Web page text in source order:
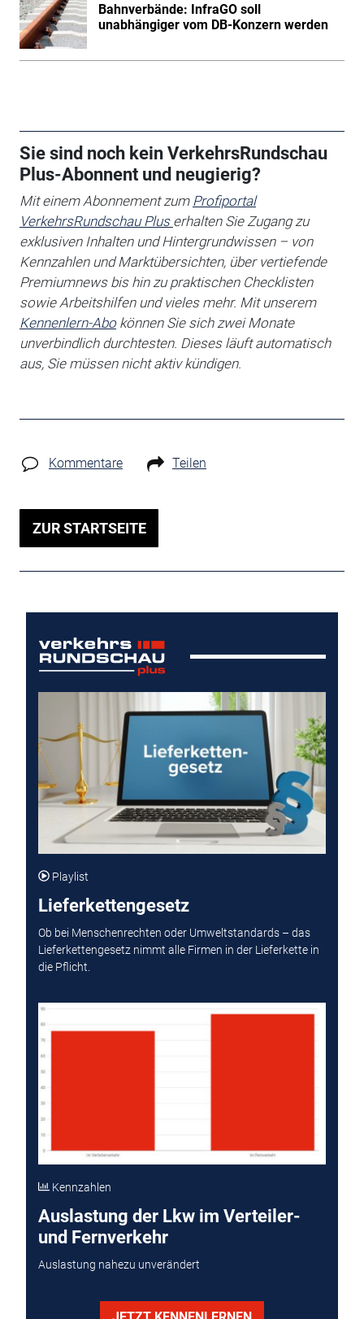
Bahnverbände: InfraGO soll
unabhängiger vom DB-Konzern werden
Sie sind noch kein VerkehrsRundschau
Plus-Abonnent und neugierig?
Mit einem Abonnement zum Profiportal
VerkehrsRundschau Plus erhalten Sie Zugang zu
exklusiven Inhalten und Hintergrundwissen – von
Kennzahlen und Marktübersichten, über vertiefende
Premiumnews bis hin zu praktischen Checklisten
sowie Arbeitshilfenund vieles mehr. Mit unserem
Kennenlern-Abokönnen Sie sich zwei Monate
unverbindlich durchtesten. Dieses läuft automatisch
aus, Sie müssen nicht aktiv kündigen.
Kommentare Teilen
ZUR STARTSEITE
Playlist
Lieferkettengesetz
Ob bei Menschenrechten oder Umweltstandards – das
Lieferkettengesetz nimmt alle Firmen in der Lieferkette in
die Pflicht.
Kennzahlen
Auslastung der Lkw im Verteiler-
und Fernverkehr
Auslastung nahezu unverändert